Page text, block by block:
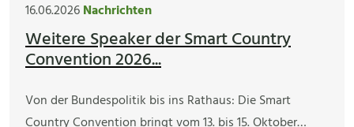
16.06.2026Nachrichten
Weitere Speaker der Smart Country
Convention 2026...
Von der Bundespolitik bis ins Rathaus: Die Smart